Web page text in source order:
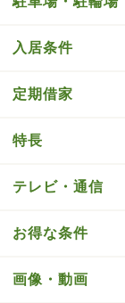
入居条件
定期借家
特長
テレビ・通信
お得な条件
画像・動画